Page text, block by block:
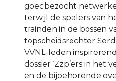
goedbezocht
terwijl de spelers van
trainden in de bossen
topscheidsrechter
VVNL-leden
dossier ‘Zzp’ers in het
en de bijbehorende